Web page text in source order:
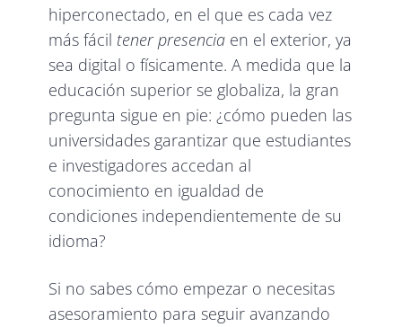
hiperconectado, en el que es cada vez
más fácil tener presencia en el exterior, ya
sea digital o físicamente. A medida que la
educación superior se globaliza, la gran
pregunta sigue en pie: ¿cómo pueden las
universidades garantizar que estudiantes
e investigadores accedan al
conocimiento en igualdad de
condiciones independientemente de su
idioma?
Si no sabes cómo empezar o necesitas
asesoramiento para seguir avanzando